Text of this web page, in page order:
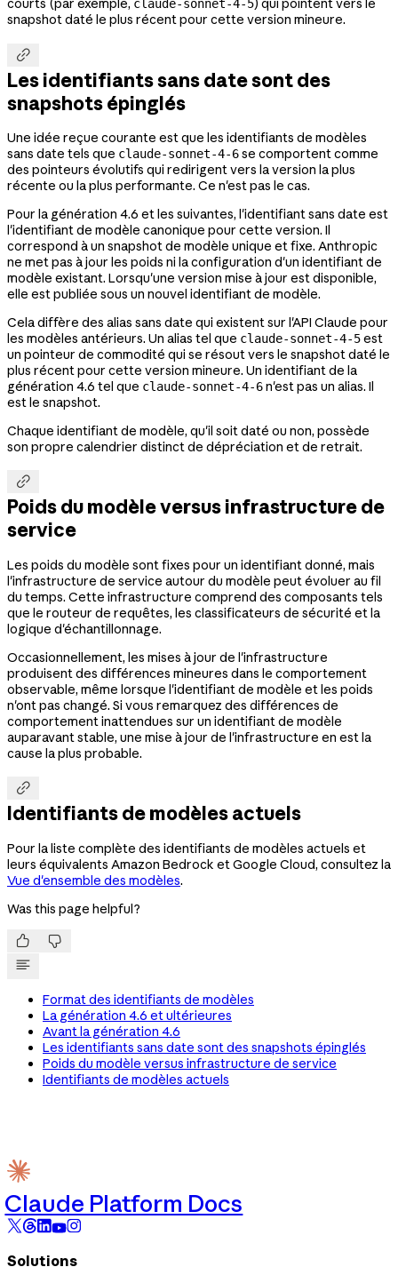
courts (par exemple, claude-sonnet-4-5) qui pointent vers le
snapshot daté le plus récent pour cette version mineure.

Les identifiants sans date sont des
snapshots épinglés
Une idée reçue courante est que les identifiants de modèles
sans date tels que claude-sonnet-4-6se comportent comme
des pointeurs évolutifs qui redirigent vers la version la plus
récente ou la plus performante. Ce n'est pas le cas.
Pour la génération 4.6 et les suivantes, l'identifiant sans date est
l'identifiant de modèle canonique pour cette version. Il
correspond à un snapshot de modèle unique et fixe. Anthropic
ne met pas à jour les poids ni la configuration d'un identifiant de
modèle existant. Lorsqu'une version mise à jour est disponible,
elle est publiée sous un nouvel identifiant de modèle.
Cela diffère des alias sans date qui existent sur l'API Claude pour
les modèles antérieurs. Un alias tel que claude-sonnet-4-5est
un pointeur de commodité qui se résout vers le snapshot daté le
plus récent pour cette version mineure. Un identifiant de la
génération 4.6 tel que claude-sonnet-4-6n'est pas un alias. Il
est le snapshot.
Chaque identifiant de modèle, qu'il soit daté ou non, possède
son propre calendrier distinct de dépréciation et de retrait.

Poids du modèle versus infrastructure de
service
Les poids du modèle sont fixes pour un identifiant donné, mais
l'infrastructure de service autour du modèle peut évoluer au fil
du temps. Cette infrastructure comprend des composants tels
que le routeur de requêtes, les classificateurs de sécurité et la
logique d'échantillonnage.
Occasionnellement, les mises à jour de l'infrastructure
produisent des différences mineures dans le comportement
observable, même lorsque l'identifiant de modèle et les poids
n'ont pas changé. Si vous remarquez des différences de
comportement inattendues sur un identifiant de modèle
auparavant stable, une mise à jour de l'infrastructure en est la
cause la plus probable.

Identifiants de modèles actuels
Pour la liste complète des identifiants de modèles actuels et
leurs équivalents Amazon Bedrock et Google Cloud, consultez la
Vue d'ensemble des modèles.
Was this page helpful?
 
Format des identifiants de modèles
La génération 4.6 et ultérieures
Avant la génération 4.6
Les identifiants sans date sont des snapshots épinglés
Poids du modèle versus infrastructure de service
Identifiants de modèles actuels
Claude Platform Docs
Solutions